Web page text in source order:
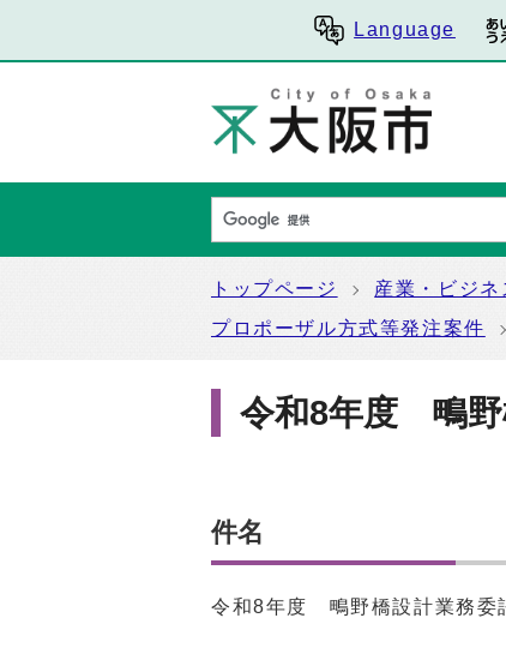
Language
トップページ 産業・ビジネ
プロポーザル方式等発注案件
令和8年度 鴫野
件名
令和8年度 鴫野橋設計業務委